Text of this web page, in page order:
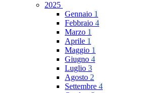
2025
Gennaio 1
Febbraio 4
Marzo 1
Aprile 1
Maggio 1
Giugno 4
Luglio 3
Agosto 2
Settembre 4